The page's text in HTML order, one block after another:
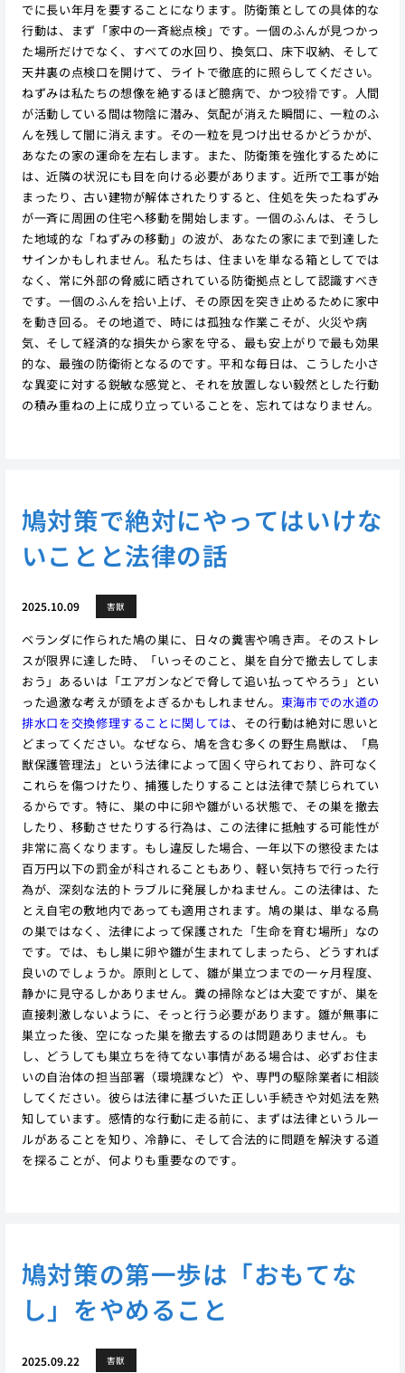
でに長い年月を要することになります。防衛策としての具体的な
行動は、まず「家中の一斉総点検」です。一個のふんが見つかっ
た場所だけでなく、すべての水回り、換気口、床下収納、そして
天井裏の点検口を開けて、ライトで徹底的に照らしてください。
ねずみは私たちの想像を絶するほど臆病で、かつ狡猾です。人間
が活動している間は物陰に潜み、気配が消えた瞬間に、一粒のふ
んを残して闇に消えます。その一粒を見つけ出せるかどうかが、
あなたの家の運命を左右します。また、防衛策を強化するために
は、近隣の状況にも目を向ける必要があります。近所で工事が始
まったり、古い建物が解体されたりすると、住処を失ったねずみ
が一斉に周囲の住宅へ移動を開始します。一個のふんは、そうし
た地域的な「ねずみの移動」の波が、あなたの家にまで到達した
サインかもしれません。私たちは、住まいを単なる箱としてでは
なく、常に外部の脅威に晒されている防衛拠点として認識すべき
です。一個のふんを拾い上げ、その原因を突き止めるために家中
を動き回る。その地道で、時には孤独な作業こそが、火災や病
気、そして経済的な損失から家を守る、最も安上がりで最も効果
的な、最強の防衛術となるのです。平和な毎日は、こうした小さ
な異変に対する鋭敏な感覚と、それを放置しない毅然とした行動
の積み重ねの上に成り立っていることを、忘れてはなりません。
鳩対策で絶対にやってはいけな
いことと法律の話
2025.10.09 害獣
ベランダに作られた鳩の巣に、日々の糞害や鳴き声。そのストレ
スが限界に達した時、「いっそのこと、巣を自分で撤去してしま
おう」あるいは「エアガンなどで脅して追い払ってやろう」とい
った過激な考えが頭をよぎるかもしれません。 東海市での水道の
排水口を交換修理することに関しては、その行動は絶対に思いと
どまってください。なぜなら、鳩を含む多くの野生鳥獣は、「鳥
獣保護管理法」という法律によって固く守られており、許可なく
これらを傷つけたり、捕獲したりすることは法律で禁じられてい
るからです。特に、巣の中に卵や雛がいる状態で、その巣を撤去
したり、移動させたりする行為は、この法律に抵触する可能性が
非常に高くなります。もし違反した場合、一年以下の懲役または
百万円以下の罰金が科されることもあり、軽い気持ちで行った行
為が、深刻な法的トラブルに発展しかねません。この法律は、た
とえ自宅の敷地内であっても適用されます。鳩の巣は、単なる鳥
の巣ではなく、法律によって保護された「生命を育む場所」なの
です。では、もし巣に卵や雛が生まれてしまったら、どうすれば
良いのでしょうか。原則として、雛が巣立つまでの一ヶ月程度、
静かに見守るしかありません。糞の掃除などは大変ですが、巣を
直接刺激しないように、そっと行う必要があります。雛が無事に
巣立った後、空になった巣を撤去するのは問題ありません。も
し、どうしても巣立ちを待てない事情がある場合は、必ずお住ま
いの自治体の担当部署（環境課など）や、専門の駆除業者に相談
してください。彼らは法律に基づいた正しい手続きや対処法を熟
知しています。感情的な行動に走る前に、まずは法律というルー
ルがあることを知り、冷静に、そして合法的に問題を解決する道
を探ることが、何よりも重要なのです。
鳩対策の第一歩は「おもてな
し」をやめること
2025.09.22 害獣